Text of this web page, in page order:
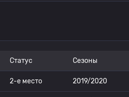
Статус Сезоны
2-е место 2019/2020